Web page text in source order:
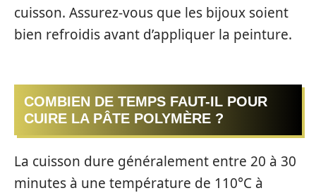
cuisson. Assurez-vous que les bijoux soient
bien refroidis avant d’appliquer la peinture.
COMBIEN DE TEMPS FAUT-IL POUR
CUIRE LA PÂTE POLYMÈRE ?
La cuisson dure généralement entre 20 à 30
minutes à une température de 110°C à